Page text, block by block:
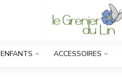
ENFANTS ACCESSOIRES